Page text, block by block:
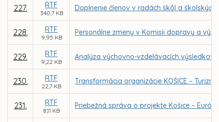
227. RTF
340,7 KB
Doplnenie členov v radách škôl a
228. RTF
9,95 KB
Personálne zmeny v Komisii dopravy a
229. RTF
9,22 KB
Analýza výchovno-vzdelávacích výsledkov,
230. RTF
22,7 KB
Transformácia organizácie KOŠICE –
231. RTF
8,11 KB
Priebežná správa o projekte Košice –